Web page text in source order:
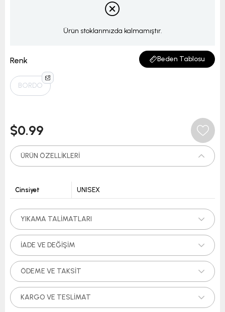
Ürün stoklarımızda kalmamıştır.
Renk Beden Tablosu
BORDO
$0.99
ÜRÜN ÖZELLIKLERI
Cinsiyet UNISEX
YIKAMA TALIMATLARI
İADE VE DEĞIŞIM
ÖDEME VE TAKSIT
KARGO VE TESLIMAT